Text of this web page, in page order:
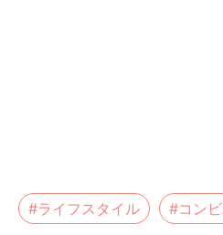
#ライフスタイル #コン